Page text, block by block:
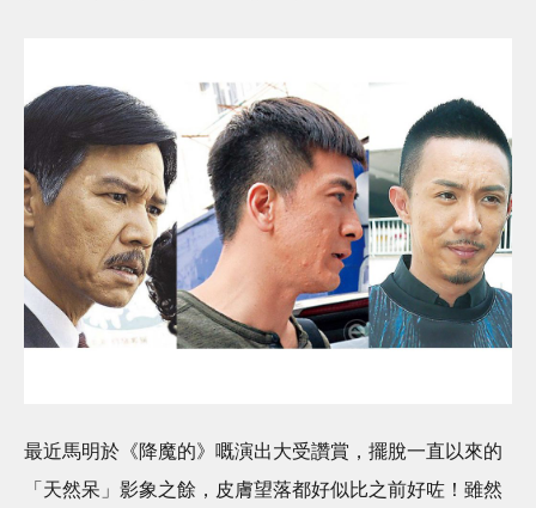
最近馬明於《降魔的》嘅演出大受讚賞，擺脫一直以來的
「天然呆」影象之餘，皮膚望落都好似比之前好咗！雖然